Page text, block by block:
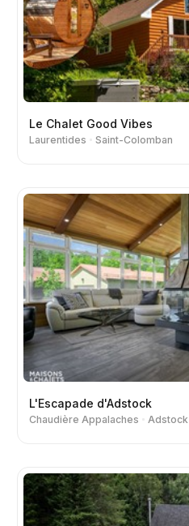
Le Chalet Good Vibes
Laurentides Saint-Colomban
L'Escapade d'Adstock
Chaudière Appalaches Adstock